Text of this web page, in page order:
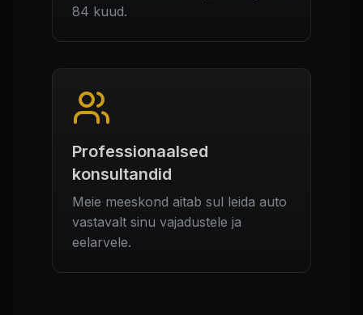
84 kuud.
Professionaalsed
konsultandid
Meie meeskond aitab sul leida auto
vastavalt sinu vajadustele ja
eelarvele.